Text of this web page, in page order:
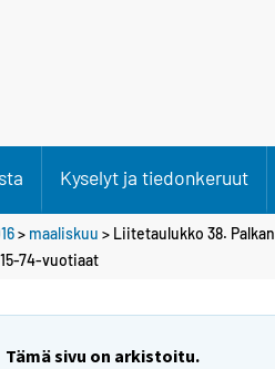
Kyselyt ja tiedonkeruut
> maaliskuu > Liitetaulukko 38.
74-vuotiaat
Tämä sivu on arkistoitu.